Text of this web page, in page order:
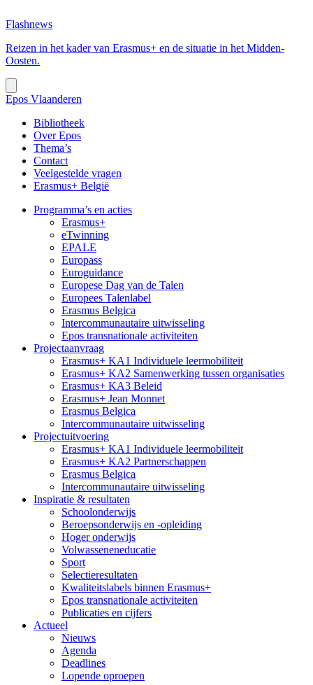
Flashnews
Reizen in het kader van Erasmus+ en de situatie in het Midden-
Oosten.
Epos Vlaanderen
Bibliotheek
Over Epos
Thema’s
Contact
Veelgestelde vragen
Erasmus+ België
Programma’s en acties
Erasmus+
eTwinning
EPALE
Europass
Euroguidance
Europese Dag van de Talen
Europees Talenlabel
Erasmus Belgica
Intercommunautaire uitwisseling
Epos transnationale activiteiten
Projectaanvraag
Erasmus+ KA1 Individuele leermobiliteit
Erasmus+ KA2 Samenwerking tussen organisaties
Erasmus+ KA3 Beleid
Erasmus+ Jean Monnet
Erasmus Belgica
Intercommunautaire uitwisseling
Projectuitvoering
Erasmus+ KA1 Individuele leermobiliteit
Erasmus+ KA2 Partnerschappen
Erasmus Belgica
Intercommunautaire uitwisseling
Inspiratie & resultaten
Schoolonderwijs
Beroepsonderwijs en -opleiding
Hoger onderwijs
Volwasseneneducatie
Sport
Selectieresultaten
Kwaliteitslabels binnen Erasmus+
Epos transnationale activiteiten
Publicaties en cijfers
Actueel
Nieuws
Agenda
Deadlines
Lopende oproepen